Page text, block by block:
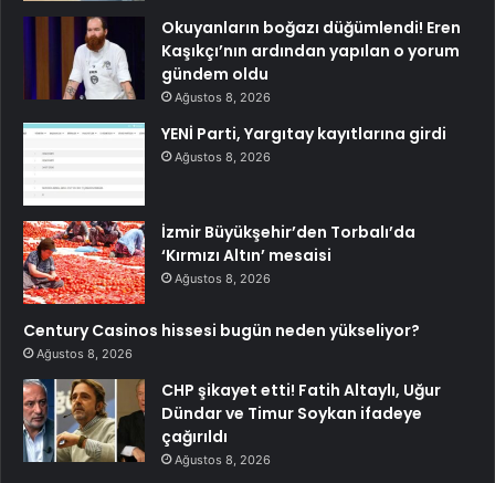
Okuyanların boğazı düğümlendi! Eren
Kaşıkçı’nın ardından yapılan o yorum
gündem oldu
Ağustos 8, 2026
YENİ Parti, Yargıtay kayıtlarına girdi
Ağustos 8, 2026
İzmir Büyükşehir’den Torbalı’da
‘Kırmızı Altın’ mesaisi
Ağustos 8, 2026
Century Casinos hissesi bugün neden yükseliyor?
Ağustos 8, 2026
CHP şikayet etti! Fatih Altaylı, Uğur
Dündar ve Timur Soykan ifadeye
çağırıldı
Ağustos 8, 2026